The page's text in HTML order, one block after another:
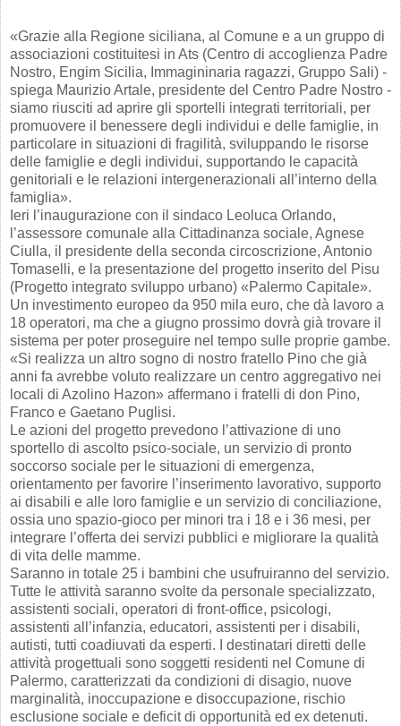
«Grazie alla Regione siciliana, al Comune e a un gruppo di
associazioni costituitesi in Ats (Centro di accoglienza Padre
Nostro, Engim Sicilia, Immagininaria ragazzi, Gruppo Sali) -
spiega Maurizio Artale, presidente del Centro Padre Nostro -
siamo riusciti ad aprire gli sportelli integrati territoriali, per
promuovere il benessere degli individui e delle famiglie, in
particolare in situazioni di fragilità, sviluppando le risorse
delle famiglie e degli individui, supportando le capacità
genitoriali e le relazioni intergenerazionali all’interno della
famiglia».
Ieri l’inaugurazione con il sindaco Leoluca Orlando,
l’assessore comunale alla Cittadinanza sociale, Agnese
Ciulla, il presidente della seconda circoscrizione, Antonio
Tomaselli, e la presentazione del progetto inserito del Pisu
(Progetto integrato sviluppo urbano) «Palermo Capitale».
Un investimento europeo da 950 mila euro, che dà lavoro a
18 operatori, ma che a giugno prossimo dovrà già trovare il
sistema per poter proseguire nel tempo sulle proprie gambe.
«Si realizza un altro sogno di nostro fratello Pino che già
anni fa avrebbe voluto realizzare un centro aggregativo nei
locali di Azolino Hazon» affermano i fratelli di don Pino,
Franco e Gaetano Puglisi.
Le azioni del progetto prevedono l’attivazione di uno
sportello di ascolto psico-sociale, un servizio di pronto
soccorso sociale per le situazioni di emergenza,
orientamento per favorire l’inserimento lavorativo, supporto
ai disabili e alle loro famiglie e un servizio di conciliazione,
ossia uno spazio-gioco per minori tra i 18 e i 36 mesi, per
integrare l’offerta dei servizi pubblici e migliorare la qualità
di vita delle mamme.
Saranno in totale 25 i bambini che usufruiranno del servizio.
Tutte le attività saranno svolte da personale specializzato,
assistenti sociali, operatori di front-office, psicologi,
assistenti all’infanzia, educatori, assistenti per i disabili,
autisti, tutti coadiuvati da esperti. I destinatari diretti delle
attività progettuali sono soggetti residenti nel Comune di
Palermo, caratterizzati da condizioni di disagio, nuove
marginalità, inoccupazione e disoccupazione, rischio
esclusione sociale e deficit di opportunità ed ex detenuti.